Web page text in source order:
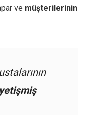
ve müşterilerinin